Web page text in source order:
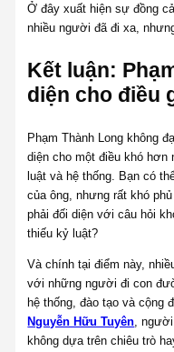
Ở đây xuất hiện sự đồng
nhiều người đã đi xa,
Kết luận:
diện cho điều
Phạm Thành Long không
diện cho một điều khó hơn
luật và hệ thống. Bạn có
của ông, nhưng rất khó
phải đối diện với câu hỏi
thiếu kỷ luật?
Và chính tại điểm này,
với những người đi con
hệ thống, đào tạo và cộng
Nguyễn Hữu Tuyên, người
không dựa trên chiêu trò